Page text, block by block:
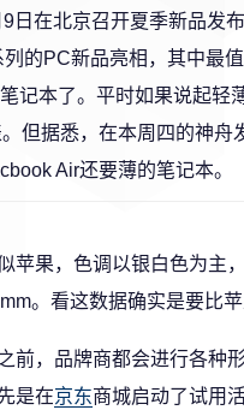
日在北京召开夏季新品发
列的PC新品亮相，其中最
本了。平时如果说起轻
但据悉，在本周四的神
Air还要薄的笔记本。
苹果，色调以银白色为主
。看这数据确实是要比
前，品牌商都会进行各种
是在京东商城启动了试用